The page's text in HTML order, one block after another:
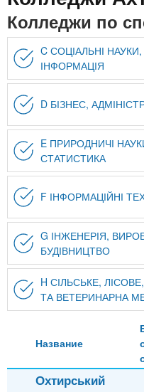
ю
n
t
s
.
i
n
f
o
х
з
е
д
е
и
За
Колледжи по
C СОЦІАЛЬНІ
ІНФОРМАЦІЯ
D БІЗНЕС,
E ПРИРОДНИЧІ
СТАТИСТИКА
F ІНФОРМАЦІЙНІ
G ІНЖЕНЕРІЯ,
БУДІВНИЦТВО
H СІЛЬСЬКЕ,
ТА ВЕТЕРИНАРНА
Название
Охтирський